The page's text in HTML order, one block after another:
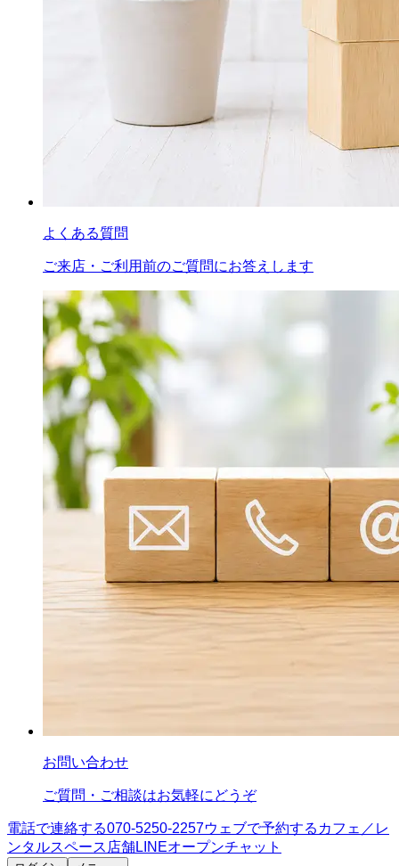
よくある質問
ご来店・ご利用前のご質問にお答えします
お問い合わせ
ご質問・ご相談はお気軽にどうぞ
電話で連絡する070-5250-2257ウェブで予約する カフェ／レ
ンタルスペース 店舗LINEオープンチャット